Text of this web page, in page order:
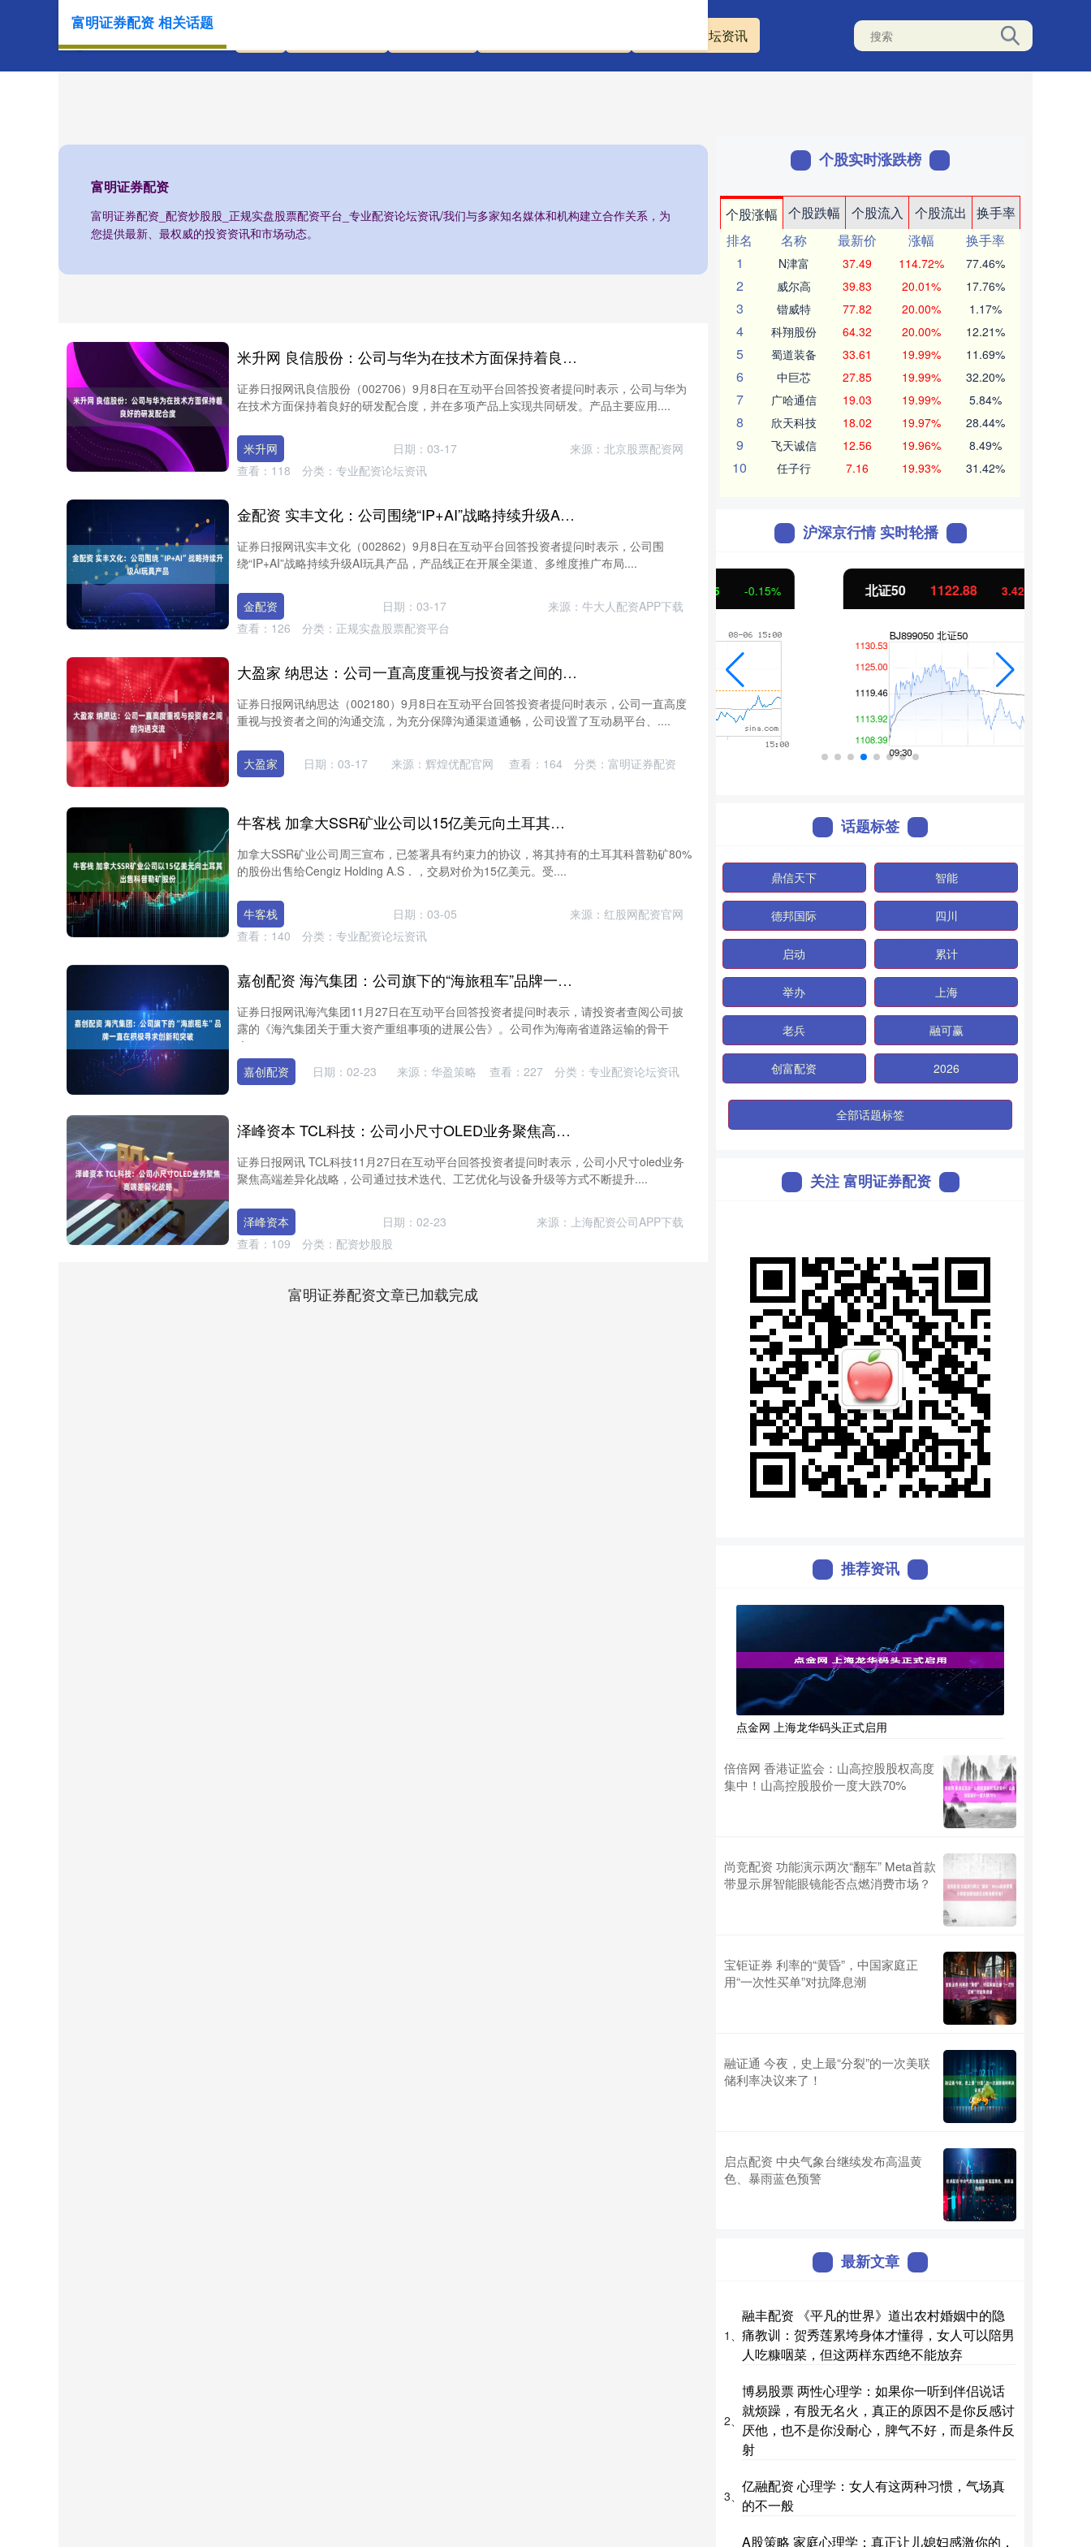
专业配资论坛资讯
富明证券配资
富明证券配资_配资炒股股_正规实盘股票配资平台_专业配资论坛资讯/我们与多家知名媒体和机构建立合作关系，为
您提供最新、最权威的投资资讯和市场动态。
富明证券配资 相关话题
米升网 良信股份：公司与华为在技术方面保持着良好的研发配合度
证券日报网讯良信股份（002706）9月8日在互动平台回答投资者提问时表示，公司与华为
在技术方面保持着良好的研发配合度，并在多项产品上实现共同研发。产品主要应用....
米升网 日期：03-17
来源：北京股票配资网
查看： 118 分类： 专业配资论坛资讯
金配资 实丰文化：公司围绕“IP+AI”战略持续升级AI玩具产品
证券日报网讯实丰文化（002862）9月8日在互动平台回答投资者提问时表示，公司围
绕“IP+AI”战略持续升级AI玩具产品，产品线正在开展全渠道、多维度推广布局....
金配资 日期：03-17
来源：牛大人配资APP下载
查看： 126 分类： 正规实盘股票配资平台
大盈家 纳思达：公司一直高度重视与投资者之间的沟通交流
证券日报网讯纳思达（002180）9月8日在互动平台回答投资者提问时表示，公司一直高度
重视与投资者之间的沟通交流，为充分保障沟通渠道通畅，公司设置了互动易平台、....
大盈家 日期：03-17 来源：辉煌优配官网 查看： 164 分类： 富明证券配资
牛客栈 加拿大SSR矿业公司以15亿美元向土耳其出售科普勒矿股份
加拿大SSR矿业公司周三宣布，已签署具有约束力的协议，将其持有的土耳其科普勒矿80%
的股份出售给Cengiz Holding A.S．，交易对价为15亿美元。受....
牛客栈 日期：03-05
来源：红股网配资官网
查看： 140 分类： 专业配资论坛资讯
嘉创配资 海汽集团：公司旗下的“海旅租车”品牌一直在积极寻求创新和突破
证券日报网讯海汽集团11月27日在互动平台回答投资者提问时表示，请投资者查阅公司披
露的《海汽集团关于重大资产重组事项的进展公告》。公司作为海南省道路运输的骨干
企....
嘉创配资
日期：02-23 来源：华盈策略 查看： 227 分类： 专业配资论坛资讯
泽峰资本 TCL科技：公司小尺寸OLED业务聚焦高端差异化战略
证券日报网讯 TCL科技11月27日在互动平台回答投资者提问时表示，公司小尺寸oled业务
聚焦高端差异化战略，公司通过技术迭代、工艺优化与设备升级等方式不断提升....
泽峰资本 日期：02-23
来源：上海配资公司APP下载
查看： 109 分类： 配资炒股股
富明证券配资文章已加载完成
个股实时涨跌榜
个股涨幅 个股跌幅 个股流入 个股流出
换手率
排名
名称 最新价 涨幅
换手率
1
N津富 37.49 114.72% 77.46%
2 威尔高 39.83 20.01% 17.76%
3 锴威特 77.82 20.00% 1.17%
4 科翔股份 64.32 20.00% 12.21%
5 蜀道装备 33.61 19.99% 11.69%
6 中巨芯 27.85 19.99% 32.20%
7 广哈通信 19.03 19.99% 5.84%
8 欣天科技 18.02 19.97% 28.44%
9 飞天诚信 12.56 19.96% 8.49%
10 任子行 7.16 19.93% 31.42%
沪深京行情 实时轮播
深证成指 14110.12 -34.08 北证50 1122.88 3.42 0.30%
话题标签
鼎信天下 智能
德邦国际 四川
启动 累计
举办 上海
老兵 融可赢
创富配资 2026
全部话题标签
关注 富明证券配资
推荐资讯
点金网 上海龙华码头正式启用
倍倍网 香港证监会：山高控股股权高度
集中！山高控股股价一度大跌70%
尚竞配资 功能演示两次“翻车” Meta首款
带显示屏智能眼镜能否点燃消费市场？
宝钜证券 利率的“黄昏”，中国家庭正
用“一次性买单”对抗降息潮
融证通 今夜，史上最“分裂”的一次美联
储利率决议来了！
启点配资 中央气象台继续发布高温黄
色、暴雨蓝色预警
最新文章
1、
融丰配资 《平凡的世界》道出农村婚姻中的隐
痛教训：贺秀莲累垮身体才懂得，女人可以陪男
人吃糠咽菜，但这两样东西绝不能放弃
2、
博易股票 两性心理学：如果你一听到伴侣说话
就烦躁，有股无名火，真正的原因不是你反感讨
厌他，也不是你没耐心，脾气不好，而是条件反
射
3、
亿融配资 心理学：女人有这两种习惯，气场真
的不一般
A股策略 家庭心理学：真正让儿媳妇感激你的，